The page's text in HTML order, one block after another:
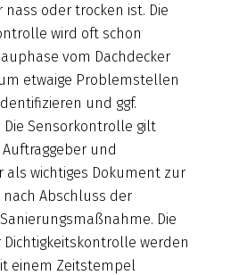
nass oder trocken ist. Die
wird oft schon
vom Dachdecker
etwaige Problemstellen
und ggf.
Die Sensorkontrolle gilt
und
als wichtiges Dokument zur
nach Abschluss der
Die
Dichtigkeitskontrolle werden
einem Zeitstempel